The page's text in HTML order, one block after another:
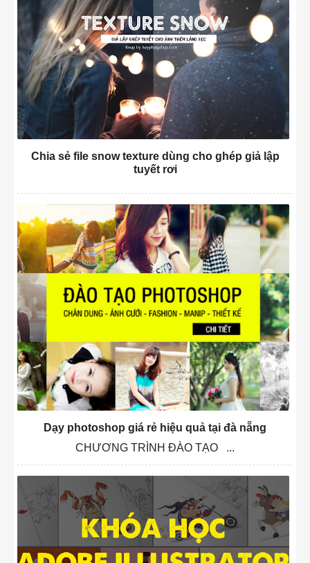
Chia sẻ file snow texture dùng cho ghép giả lập
tuyết rơi
Dạy photoshop giá rẻ hiệu quả tại đà nẵng
CHƯƠNG TRÌNH ĐÀO TẠO ...